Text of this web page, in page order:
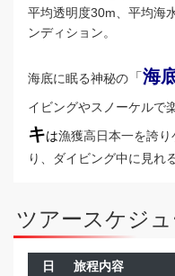
平均透明度30m、平均海
ンディション。
海底に眠る神秘の 「 海
イビングやスノーケルで
キは漁獲高日本一を誇
り、ダイビング中に見れ
ツアースケジ
日 旅程内容